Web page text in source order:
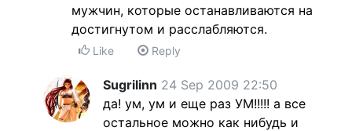
мужчин, которые останавливаются на
достигнутом и расслабляются.
Like Reply
Sugrilinn 24 Sep 2009 22:50
да! ум, ум и еще раз УМ!!!!! а все
остальное можно как нибудь и